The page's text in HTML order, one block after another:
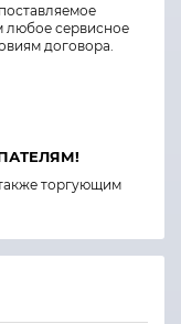
любое сервисное
договора.
торгующим